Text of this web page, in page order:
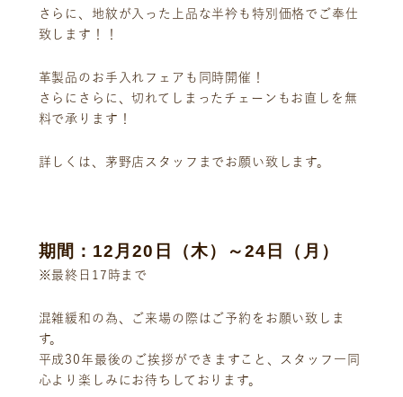
ギャラリー
イベント
店舗一覧
コラム
企業情報
沿革
サステナビリティ
さらに、地紋が入った上品な半衿も特別価格でご奉仕
致します！！
革製品のお手入れフェアも同時開催！
さらにさらに、切れてしまったチェーンもお直しを無
料で承ります！
詳しくは、茅野店スタッフまでお願い致します。
期間：12月20日（木）～24日（月）
※最終日17時まで
混雑緩和の為、ご来場の際はご予約をお願い致しま
す。
平成30年最後のご挨拶ができますこと、スタッフ一同
心より楽しみにお待ちしております。